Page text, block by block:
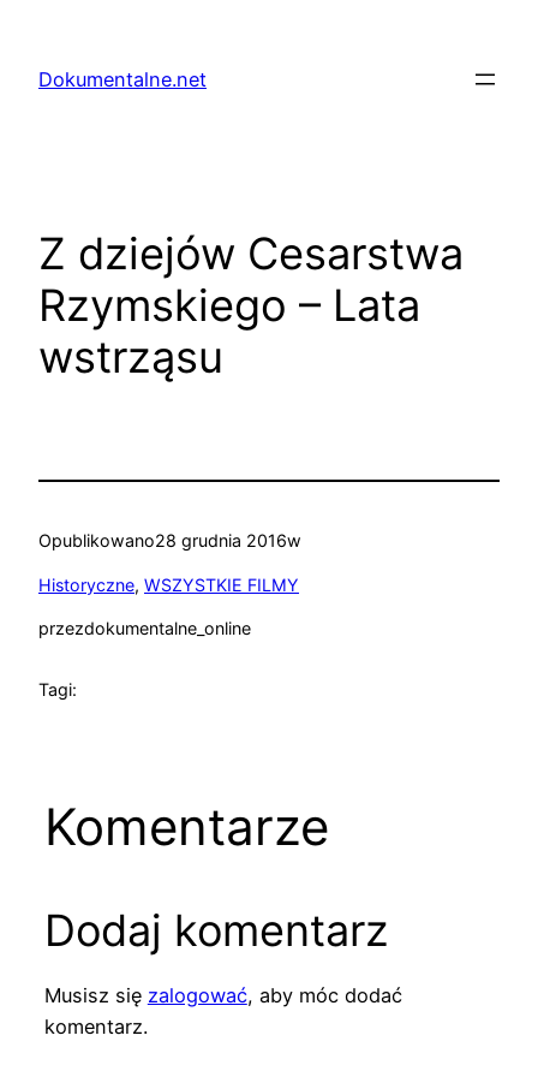
treściDokumentalne.net
Z dziejów Cesarstwa
Rzymskiego – Lata
wstrząsu
Opublikowano28 grudnia 2016w
Historyczne, WSZYSTKIE FILMY
przezdokumentalne_online
Tagi:
Komentarze
Dodaj komentarz
Musisz się zalogować, aby móc dodać
komentarz.